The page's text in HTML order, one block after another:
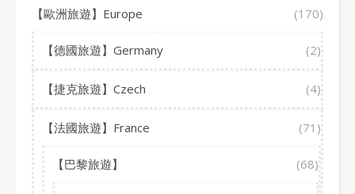
【歐洲旅遊】Europe (170)
【德國旅遊】Germany (2)
【捷克旅遊】Czech (4)
【法國旅遊】France (71)
【巴黎旅遊】 (68)